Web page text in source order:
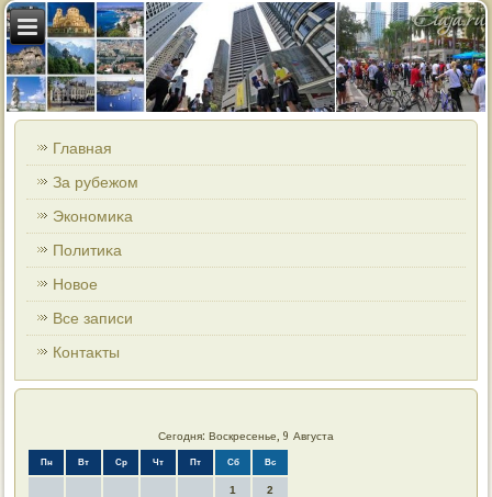
Главная
За рубежом
Экономиκа
Политиκа
Новοе
Все записи
Контаκты
Сегодня: Воскресенье, 9 Августа
Пн Вт Ср Чт Пт Сб Вс
1 2